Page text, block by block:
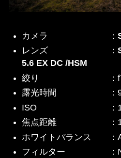
カメラ ：
レンズ ：
5.6 EX DC /HSM
絞り ：
露光時間 ：97
ISO ：
焦点距離 ：10
ホワイトバランス ：
フィルター ：